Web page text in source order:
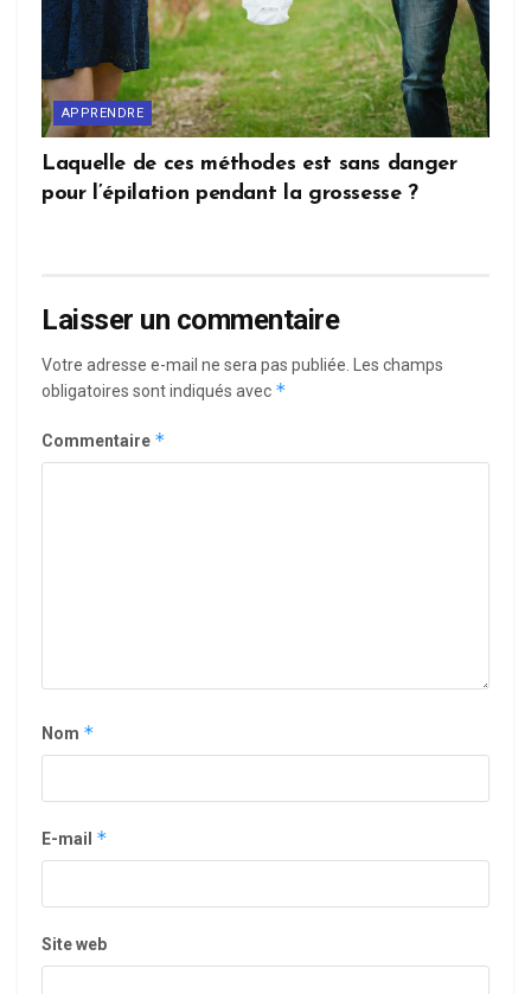
APPRENDRE
Laquelle de ces méthodes est sans danger
pour l’épilation pendant la grossesse ?
Laisser un commentaire
Votre adresse e-mail ne sera pas publiée.
Les champs
obligatoires sont indiqués avec *
Commentaire *
Nom *
E-mail *
Site web